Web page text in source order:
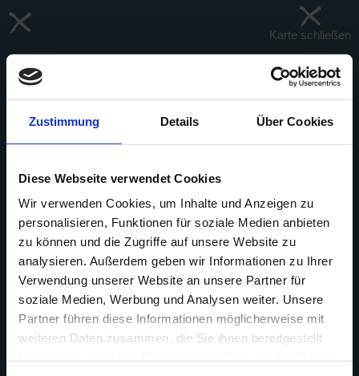
Zustimmung Details Über Cookies
Diese Webseite verwendet Cookies
Wir verwenden Cookies, um Inhalte und Anzeigen zu
personalisieren, Funktionen für soziale Medien anbieten
zu können und die Zugriffe auf unsere Website zu
analysieren. Außerdem geben wir Informationen zu Ihrer
Verwendung unserer Website an unsere Partner für
soziale Medien, Werbung und Analysen weiter. Unsere
Partner führen diese Informationen möglicherweise mit
weiteren Daten zusammen, die Sie ihnen bereitgestellt
Karte schließen
+
-